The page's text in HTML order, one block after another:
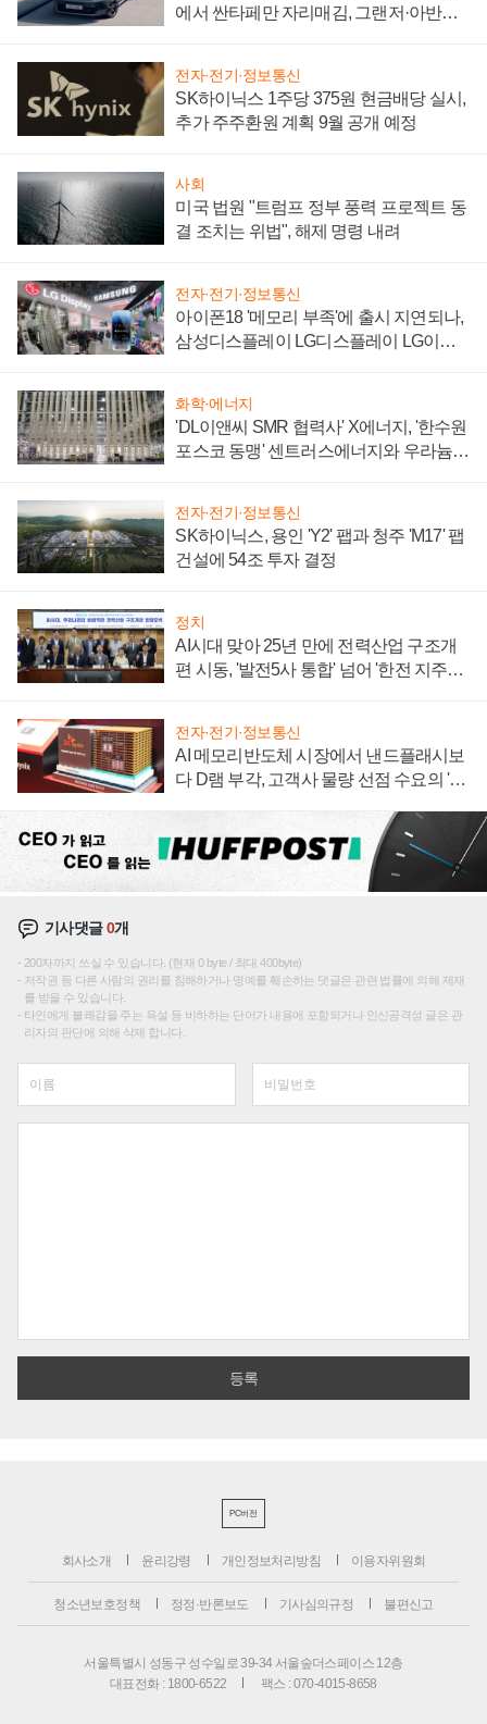
에서 싼타페만 자리매김, 그랜저·아반떼
전자·전기·정보통신
SK하이닉스 1주당 375원 현금배당 실시,
추가 주주환원 계획 9월 공개 예정
사회
미국 법원 "트럼프 정부 풍력 프로젝트 동
결 조치는 위법", 해제 명령 내려
전자·전기·정보통신
아이폰18 '메모리 부족'에 출시 지연되나,
삼성디스플레이 LG디스플레이 LG이노
화학·에너지
'DL이앤씨 SMR 협력사' X에너지, '한수원
포스코 동맹' 센트러스에너지와 우라늄
전자·전기·정보통신
SK하이닉스, 용인 'Y2' 팹과 청주 'M17' 팹
건설에 54조 투자 결정
정치
AI시대 맞아 25년 만에 전력산업 구조개
편 시동, '발전5사 통합' 넘어 '한전 지주사'
전자·전기·정보통신
AI 메모리반도체 시장에서 낸드플래시보
다 D램 부각, 고객사 물량 선점 수요의 '우
기사댓글0개
200자까지 쓰실 수 있습니다. (현재 0 byte / 최대 400byte)
저작권 등 다른 사람의 권리를 침해하거나 명예를 훼손하는 댓글은 관련 법률에 의해 제재
를 받을 수 있습니다.
타인에게 불쾌감을 주는 욕설 등 비하하는 단어가 내용에 포함되거나 인신공격성 글은 관
리자의 판단에 의해 삭제 합니다.
PC버전
회사소개 윤리강령 개인정보처리방침 이용자위원회
청소년보호정책 정정·반론보도 기사심의규정 불편신고
서울특별시 성동구 성수일로 39-34 서울숲더스페이스 12층
대표전화 : 1800-6522
팩스 : 070-4015-8658